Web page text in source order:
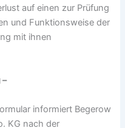
auf einen zur Prüfung
und Funktionsweise der
mit ihnen
informiert Begerow
KG nach der